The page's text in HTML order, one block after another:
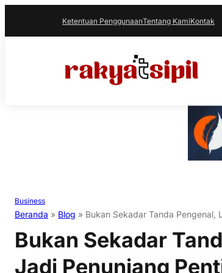
Ketentuan PenggunaanTentang KamiKontak
Business
Beranda » Blog » Bukan Sekadar Tanda Pengenal,
Bukan Sekadar
Jadi Penunjang